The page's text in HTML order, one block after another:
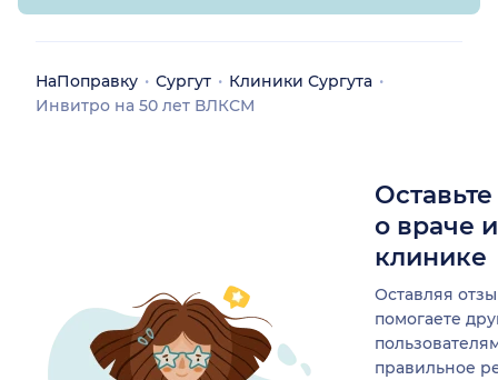
НаПоправку Сургут
Клиники Сургута
Инвитро на 50 лет ВЛКСМ
о враче
клинике
Оставляя
помогаете
правильное